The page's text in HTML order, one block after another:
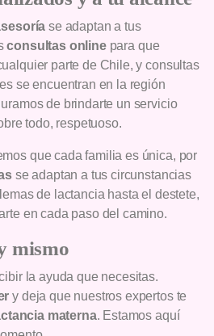
se adaptan a tus
consultas onlinepara que
parte de Chile, y consultas
se encuentran en la región
de brindarte un servicio
todo, respetuoso.
que cada familia es única, por
se adaptan a tus circunstancias
de lactancia hasta el destete,
en cada paso del camino.
mismo
la ayuda que necesitas.
y deja que nuestros expertos te
materna. Estamos aquí